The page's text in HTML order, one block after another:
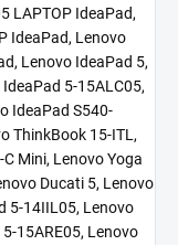
LAPTOP IdeaPad,
IdeaPad, Lenovo
Lenovo IdeaPad 5,
5-15ALC05,
IdeaPad S540-
ThinkBook 15-ITL,
Mini, Lenovo Yoga
Ducati 5, Lenovo
5-14IIL05, Lenovo
15ARE05, Lenovo